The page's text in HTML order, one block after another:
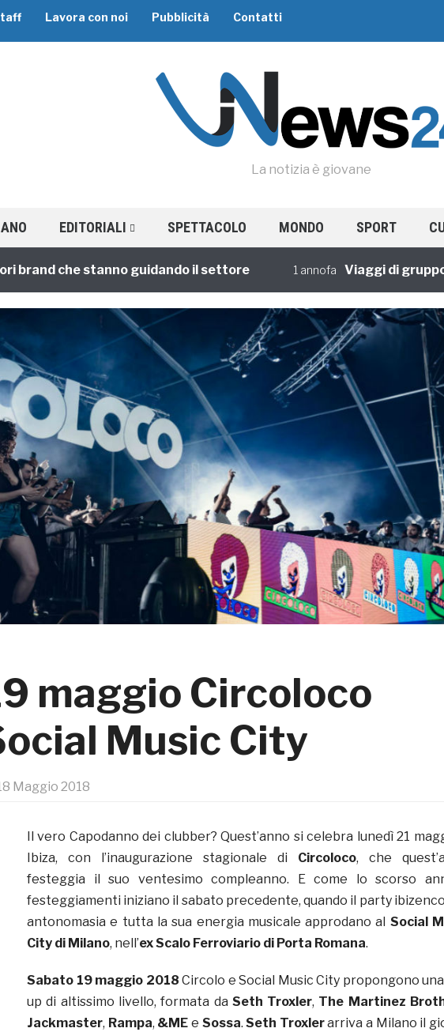
Lavora con noi Pubblicità Contatti
La notizia è giovane
EDITORIALI SPETTACOLO MONDO SPORT
che stanno guidando il settore 1 annofa Viaggi di gruppo:
maggio Circoloco
Music City
Maggio 2018
Il vero Capodanno dei clubber? Quest’anno si celebra lunedì 21
Ibiza, con l’inaugurazione stagionale di Circoloco, che
festeggia il suo ventesimo compleanno. E come lo scorso
festeggiamenti iniziano il sabato precedente, quando il party
antonomasia e tutta la sua energia musicale approdano al Social
City di Milano, nell’ex Scalo Ferroviario di Porta Romana.
Sabato 19 maggio 2018 Circolo e Social Music City propongono
up di altissimo livello, formata da Seth Troxler, The Martinez
Jackmaster, Rampa, &ME e Sossa.Seth Troxlerarriva a Milano il